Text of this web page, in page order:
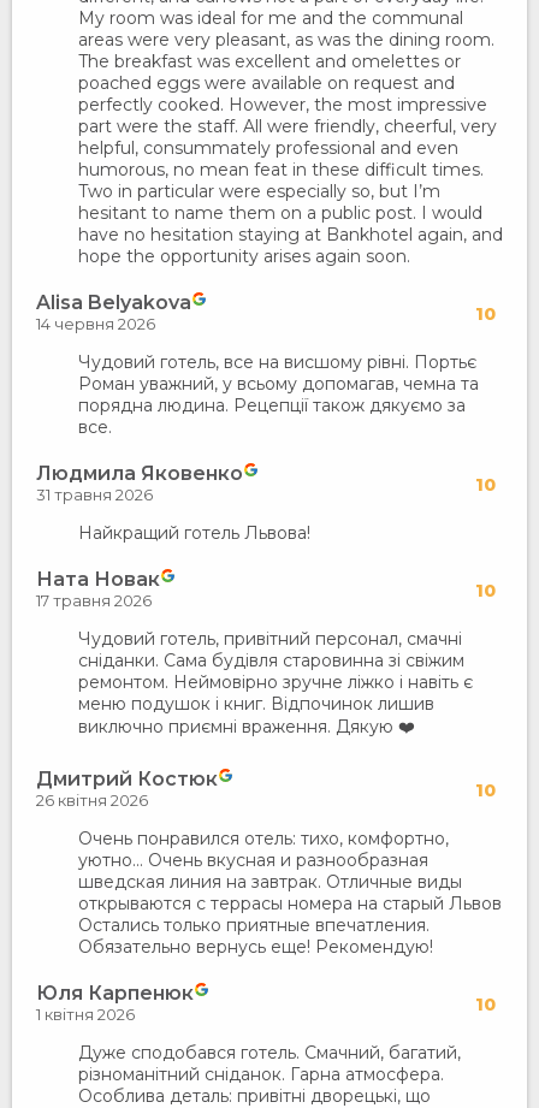
My room was ideal for me and the communal
areas were very pleasant, as was the dining room.
The breakfast was excellent and omelettes or
poached eggs were available on request and
perfectly cooked. However, the most impressive
part were the staff. All were friendly, cheerful, very
helpful, consummately professional and even
humorous, no mean feat in these difficult times.
Two in particular were especially so, but I’m
hesitant to name them on a public post. I would
have no hesitation staying at Bankhotel again, and
hope the opportunity arises again soon.
Alisa Belyakova 10
14 червня 2026
Чудовий готель, все на висшому рівні. Портьє
Роман уважний, у всьому допомагав, чемна та
порядна людина. Рецепції також дякуємо за
все.
Людмила Яковенко 10
31 травня 2026
Найкращий готель Львова!
Ната Новак 10
17 травня 2026
Чудовий готель, привітний персонал, смачні
сніданки. Сама будівля старовинна зі свіжим
ремонтом. Неймовірно зручне ліжко і навіть є
меню подушок і книг. Відпочинок лишив
виключно приємні враження. Дякую ❤️
Дмитрий Костюк 10
26 квітня 2026
Очень понравился отель: тихо, комфортно,
уютно... Очень вкусная и разнообразная
шведская линия на завтрак. Отличные виды
открываются с террасы номера на старый Львов
Остались только приятные впечатления.
Обязательно вернусь еще! Рекомендую!
Юля Карпенюк 10
1 квітня 2026
Дуже сподобався готель. Смачний, багатий,
різноманітний сніданок. Гарна атмосфера.
Особлива деталь: привітні дворецькі, що